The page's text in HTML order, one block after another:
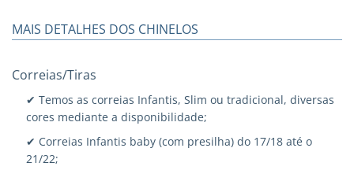
MAIS DETALHES DOS CHINELOS
Correias/Tiras
✔ Temos as correias Infantis, Slim ou tradicional, diversas
cores mediante a disponibilidade;
✔ Correias Infantis baby (com presilha) do 17/18 até o
21/22;